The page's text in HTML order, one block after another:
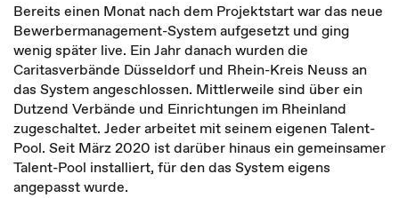
Bereits einen Monat nach dem Projektstart war das neue
Bewerbermanagement-System aufgesetzt und ging
wenig später live. Ein Jahr danach wurden die
Caritasverbände Düsseldorf und Rhein-Kreis Neuss an
das System angeschlossen. Mittlerweile sind über ein
Dutzend Verbände und Einrichtungen im Rheinland
zugeschaltet. Jeder arbeitet mit seinem eigenen Talent-
Pool. Seit März 2020 ist darüber hinaus ein gemeinsamer
Talent-Pool installiert, für den das System eigens
angepasst wurde.